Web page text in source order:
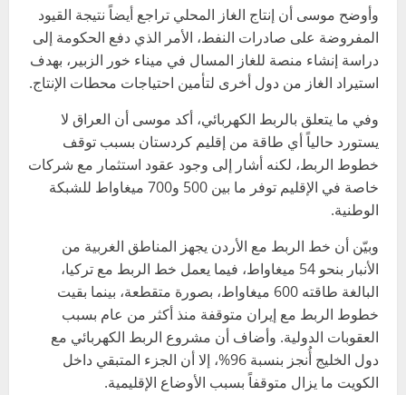
وأوضح موسى أن إنتاج الغاز المحلي تراجع أيضاً نتيجة القيود
المفروضة على صادرات النفط، الأمر الذي دفع الحكومة إلى
دراسة إنشاء منصة للغاز المسال في ميناء خور الزبير، بهدف
استيراد الغاز من دول أخرى لتأمين احتياجات محطات الإنتاج.
وفي ما يتعلق بالربط الكهربائي، أكد موسى أن العراق لا
يستورد حالياً أي طاقة من إقليم كردستان بسبب توقف
خطوط الربط، لكنه أشار إلى وجود عقود استثمار مع شركات
خاصة في الإقليم توفر ما بين 500 و700 ميغاواط للشبكة
الوطنية.
وبيّن أن خط الربط مع الأردن يجهز المناطق الغربية من
الأنبار بنحو 54 ميغاواط، فيما يعمل خط الربط مع تركيا،
البالغة طاقته 600 ميغاواط، بصورة متقطعة، بينما بقيت
خطوط الربط مع إيران متوقفة منذ أكثر من عام بسبب
العقوبات الدولية. وأضاف أن مشروع الربط الكهربائي مع
دول الخليج أُنجز بنسبة 96%، إلا أن الجزء المتبقي داخل
الكويت ما يزال متوقفاً بسبب الأوضاع الإقليمية.